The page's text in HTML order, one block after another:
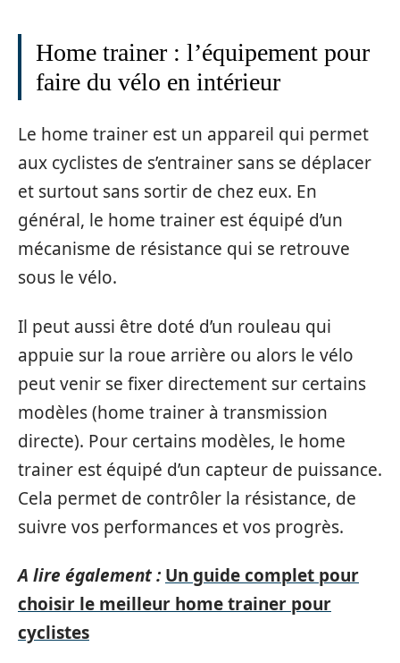
Home trainer : l’équipement pour
faire du vélo en intérieur
Le home trainer est un appareil qui permet
aux cyclistes de s’entrainer sans se déplacer
et surtout sans sortir de chez eux. En
général, le home trainer est équipé d’un
mécanisme de résistance qui se retrouve
sous le vélo.
Il peut aussi être doté d’un rouleau qui
appuie sur la roue arrière ou alors le vélo
peut venir se fixer directement sur certains
modèles (home trainer à transmission
directe). Pour certains modèles, le home
trainer est équipé d’un capteur de puissance.
Cela permet de contrôler la résistance, de
suivre vos performances et vos progrès.
A lire également : Un guide complet pour
choisir le meilleur home trainer pour
cyclistes